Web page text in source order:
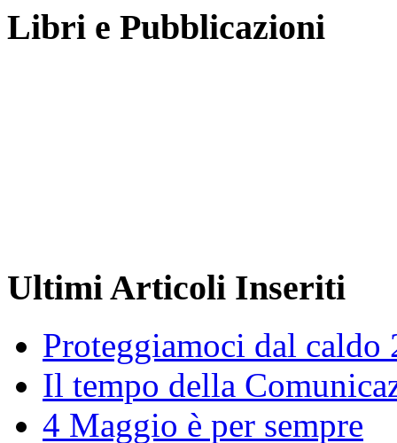
Libri e Pubblicazioni
Ultimi Articoli Inseriti
Proteggiamoci dal caldo
Il tempo della
4 Maggio è per sempre